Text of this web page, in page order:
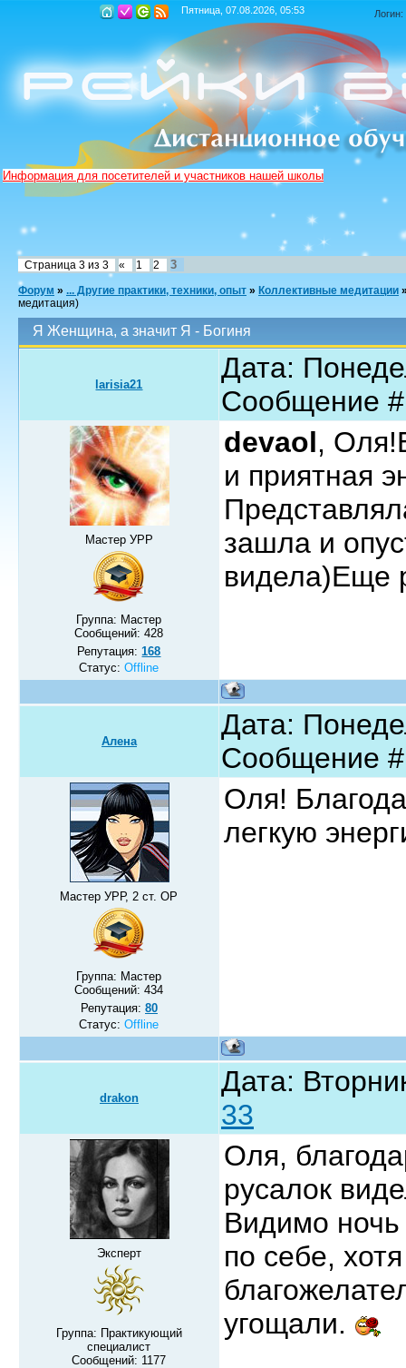
Пятница, 07.08.2026, 05:53 Логин:
Информация для посетителей и участников нашей школы
Страница 3 из 3 « 1 2 3
Форум » ... Другие практики, техники, опыт » Коллективные медитации
медитация)
Я Женщина, а значит Я - Богиня
larisia21
Дата:
Сообщение
Мастер УРР
Группа: Мастер
Сообщений:428
Репутация:168
Статус:Offline
devaol,
и приятная
зашла и
видела)Еще
Алена
Дата:
Сообщение
Мастер УРР, 2 ст. ОР
Группа: Мастер
Сообщений:434
Репутация: 80
Статус:Offline
Оля!
легкую
drakon
Дата:
33
Эксперт
Группа: Практикующий
специалист
Сообщений: 1177
Оля,
русалок
Видимо
по себе,
угощали.